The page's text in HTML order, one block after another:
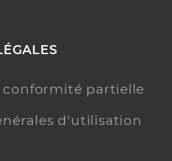
conformité partielle
d'utilisation